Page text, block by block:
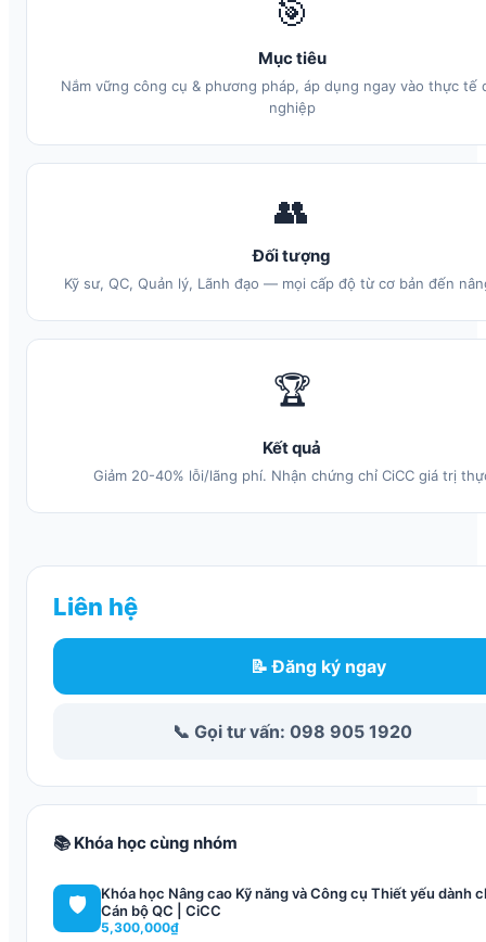
🎯
Mục tiêu
Nắm vững công cụ & phương pháp, áp dụng ngay vào thực tế
nghiệp
👥
Đối tượng
Kỹ sư, QC, Quản lý, Lãnh đạo — mọi cấp độ từ cơ bản đến
🏆
Kết quả
Giảm 20-40% lỗi/lãng phí. Nhận chứng chỉ CiCC giá trị
Liên hệ
📝 Đăng ký ngay
📞 Gọi tư vấn: 098 905 1920
📚 Khóa học cùng nhóm
🛡️
Khóa học Nâng cao Kỹ năng và Công cụ Thiết yếu dành
Cán bộ QC | CiCC
5,300,000₫